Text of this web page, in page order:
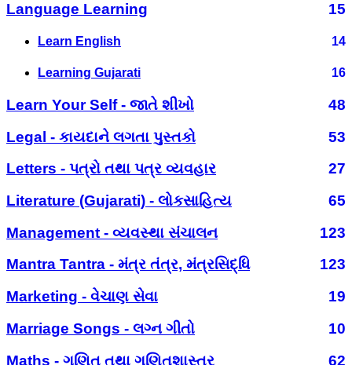
Language Learning
15
Learn English 14
Learning Gujarati 16
Learn Your Self - જાતે શીખો
48
Legal - કાયદાને લગતા પુસ્તકો
53
Letters - પત્રો તથા પત્ર વ્યવહાર
27
Literature (Gujarati) - લોકસાહિત્ય
65
Management - વ્યવસ્થા સંચાલન
123
Mantra Tantra - મંત્ર તંત્ર, મંત્રસિદ્ધિ
123
Marketing - વેચાણ સેવા
19
Marriage Songs - લગ્ન ગીતો
10
Maths - ગણિત તથા ગણિતશાસ્ત્ર
62